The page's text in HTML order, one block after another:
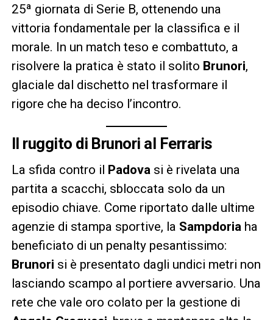
25ª giornata di Serie B, ottenendo una
vittoria fondamentale per la classifica e il
morale. In un match teso e combattuto, a
risolvere la pratica è stato il solito Brunori,
glaciale dal dischetto nel trasformare il
rigore che ha deciso l’incontro.
Il ruggito di Brunori al Ferraris
La sfida contro il Padova si è rivelata una
partita a scacchi, sbloccata solo da un
episodio chiave. Come riportato dalle ultime
agenzie di stampa sportive, la Sampdoria ha
beneficiato di un penalty pesantissimo:
Brunori si è presentato dagli undici metri non
lasciando scampo al portiere avversario. Una
rete che vale oro colato per la gestione di